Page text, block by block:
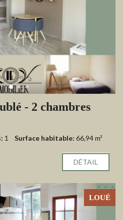
- 2 chambres
1 Surface habitable: 66,94 m²
DÉTAIL
LOUÉ